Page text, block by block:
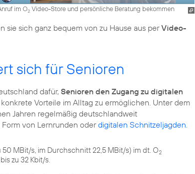
im O2Video-Store und persönliche Beratung bekommen
sie sich ganz bequem von zu Hause aus perVideo-
sich für Senioren
dafür, Senioren den Zugang zu digitalen
Vorteile im Alltag zu ermöglichen. Unter dem
Jahren regelmäßig deutschlandweit
von Lernrunden oderdigitalen Schnitzeljagden.
MBit/s, im Durchschnitt 22,5 MBit/s) im dt. O2
zu 32 Kbit/s.